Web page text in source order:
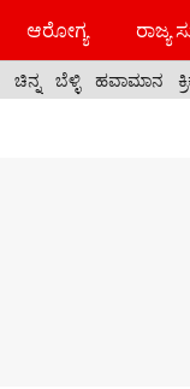
ಆರೋಗ್ಯ ರಾಜ್ಯ
ಚಿನ್ನ ಬೆಳ್ಳಿ ಹವಾಮಾನ